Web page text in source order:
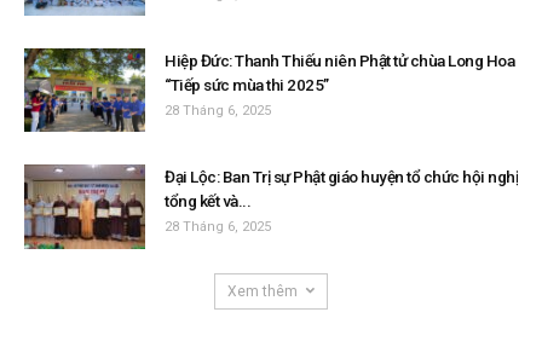
Hiệp Đức: Thanh Thiếu niên Phật tử chùa Long Hoa
“Tiếp sức mùa thi 2025”
28 Tháng 6, 2025
Đại Lộc: Ban Trị sự Phật giáo huyện tổ chức hội nghị
tổng kết và...
28 Tháng 6, 2025
Xem thêm